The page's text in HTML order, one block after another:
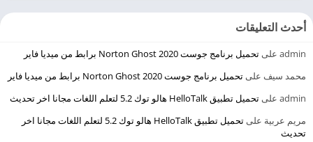
أحدث التعليقات
admin على تحميل برنامج جوست 2020 Norton Ghost برابط من ميديا فاير
محمد سيف على تحميل برنامج جوست 2020 Norton Ghost برابط من ميديا فاير
admin على تحميل تطبيق HelloTalk هالو توك 5.2 لتعلم اللغات مجانا اخر تحديث
مريم عربية على
تحميل تطبيق HelloTalk هالو توك 5.2 لتعلم اللغات مجانا اخر
تحديث